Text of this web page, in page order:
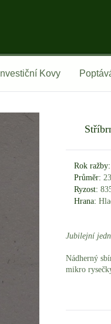
Investiční Kovy
Rok ražby:
Průměr:
Ryzost:
Hrana:
Jubilejní
Nádherný
mikro